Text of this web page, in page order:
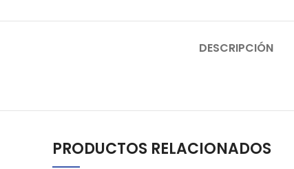
DESCRIPCIÓN
PRODUCTOS RELACIONADOS